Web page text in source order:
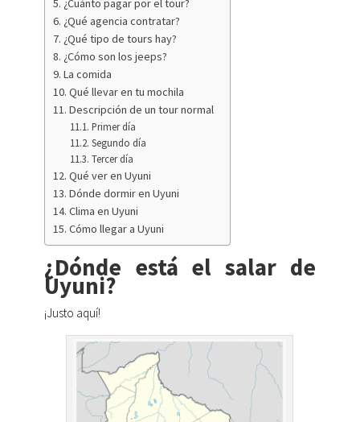
¿Cuánto pagar por el tour?
¿Qué agencia contratar?
¿Qué tipo de tours hay?
¿Cómo son los jeeps?
La comida
Qué llevar en tu mochila
Descripción de un tour normal
Primer día
Segundo día
Tercer día
Qué ver en Uyuni
Dónde dormir en Uyuni
Clima en Uyuni
Cómo llegar a Uyuni
¿Dónde está el salar de
Uyuni?
¡Justo aquí!